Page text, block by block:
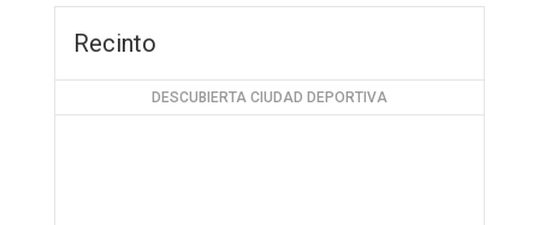
Recinto
DESCUBIERTA CIUDAD DEPORTIVA